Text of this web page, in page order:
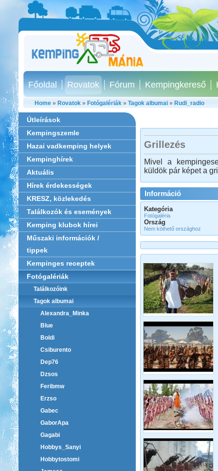
Főoldal Rovatok Fórum Kempingkereső
Home » Rovatok » Fotógalériák » Tagok albumai » Rudi_radio
Útleírások
Kempingszemle
Hazai vadkemping helyek
Kempinghírek
Aktuális
Hírek érdekességek
KRESZ, közlekedés
Találkozók és események
Kemping klubok hírei
Műszaki információk /
tippek
Kempinges receptek
Fotógalériák
Találkozóink
Tagok albumai
Alexandra_Minka
Blue
Boldi
Csiburento
Dep76
Dzsos
Feribmw
Erzso
Gabec
GaborApa
Gagabi
Hobbys_Sanyi
Hobbytostomi
Grillezés
Mivel a
küldök pár képet a
Információ
Kategória
Fotógaléria
Ország
Nem köthető országhoz